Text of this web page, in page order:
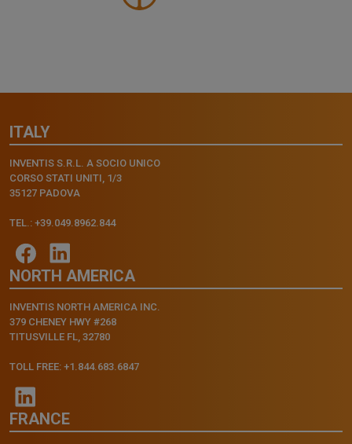
ITALY
INVENTIS S.R.L. A SOCIO UNICO
CORSO STATI UNITI, 1/3
35127 PADOVA
TEL.: +39.049.8962.844
NORTH AMERICA
INVENTIS NORTH AMERICA INC.
379 CHENEY HWY #268
TITUSVILLE FL, 32780
TOLL FREE: +1.844.683.6847
FRANCE